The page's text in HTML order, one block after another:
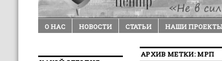
О НАС НОВОСТИ СТАТЬИ НАШИ
АРХИВ МЕТКИ:МРП